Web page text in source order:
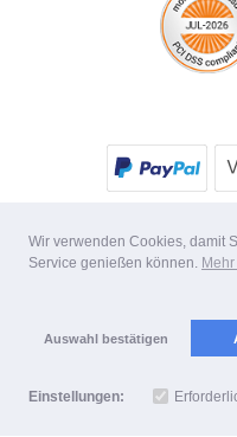
Wir verwenden Cookies, damit
Service genießen können.
Auswahl bestätigen
Einstellungen:
* Alle Preise
Copyright
Mobile
Zur